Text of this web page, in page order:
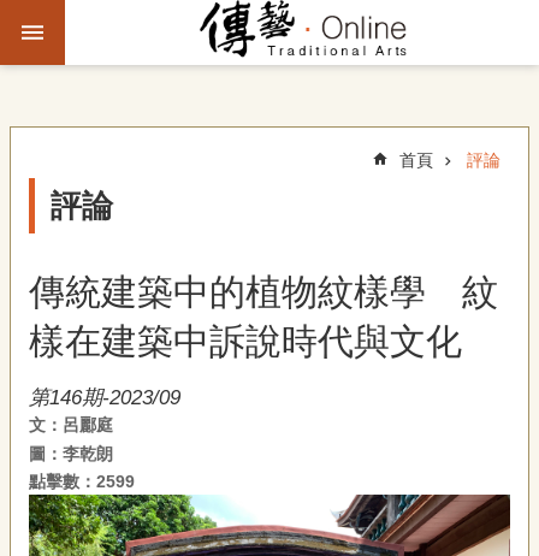
跳到主要內容區塊
尋
故
化
觀
察
傳
藝
首頁 評論
評論
傳統建築中的植物紋樣學 紋
樣在建築中訴說時代與文化
第146期-2023/09
文：呂酈庭
圖：李乾朗
點擊數：2599